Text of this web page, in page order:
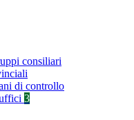
consiliari
di controllo
3